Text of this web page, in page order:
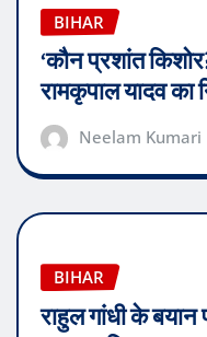
BIHAR
‘कौन प्रशांत
रामकृपाल यादव का
Neelam Kumari
BIHAR
राहुल गांधी के बयान